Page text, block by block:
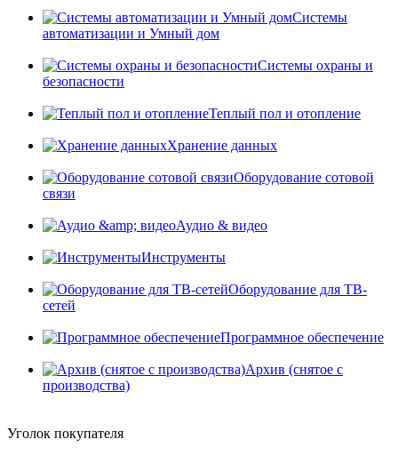
Системы
автоматизации и Умный дом
Системы охраны и
безопасности
Теплый пол и отопление
Хранение данных
Оборудование сотовой
связи
Аудио & видео
Инструменты
Оборудование для ТВ-
сетей
Программное обеспечение
Архив (снятое с
производства)
Уголок покупателя